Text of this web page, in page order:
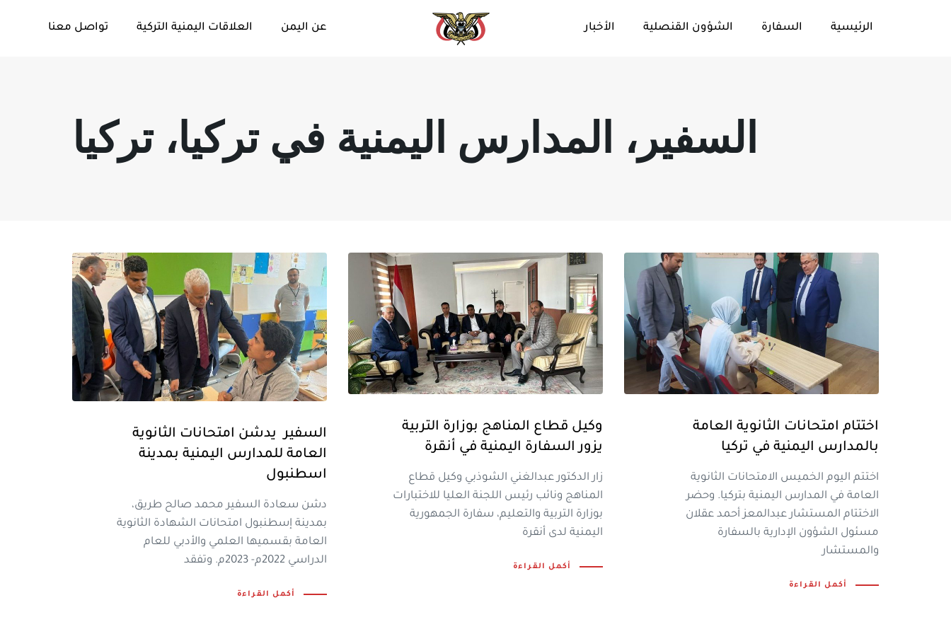
الرئيسية السفارة الشؤون القنصلية الأخبار عن اليمن العلاقات اليمنية التركية تواصل معنا
السفير، المدارس اليمنية في تركيا، تركيا
اختتام امتحانات الثانوية العامة
بالمدارس اليمنية في تركيا
اختتم اليوم الخميس الامتحانات الثانوية
العامة في المدارس اليمنية بتركيا. وحضر
الاختتام المستشار عبدالمعز أحمد عقلان
مسئول الشؤون الإدارية بالسفارة
والمستشار
أكمل القراءة
وكيل قطاع المناهج بوزارة التربية
يزور السفارة اليمنية في أنقرة
زار الدكتور عبدالغني الشوذبي وكيل قطاع
المناهج ونائب رئيس اللجنة العليا للاختبارات
بوزارة التربية والتعليم، سفارة الجمهورية
اليمنية لدى أنقرة
أكمل القراءة
السفير يدشن امتحانات الثانوية
العامة للمدارس اليمنية بمدينة
اسطنبول
دشن سعادة السفير محمد صالح طريق،
بمدينة إسطنبول امتحانات الشهادة الثانوية
العامة بقسميها العلمي والأدبي للعام
الدراسي 2022م- 2023م. وتفقد
أكمل القراءة